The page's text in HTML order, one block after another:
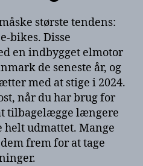
største tendens:
bikes. Disse
en indbygget elmotor
de seneste år, og
med at stige i 2024.
når du har brug for
tilbagelægge længere
udmattet. Mange
frem for at tage